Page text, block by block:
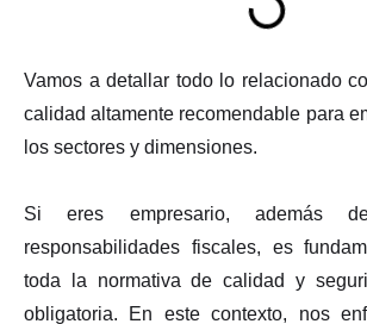
Vamos a detallar todo lo relacionado
calidad altamente recomendable para
los sectores y dimensiones.
Si eres empresario, además
responsabilidades fiscales, es
toda la normativa de calidad y
obligatoria. En este contexto, nos